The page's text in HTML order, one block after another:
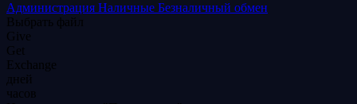
Администрация Наличные Безналичный обмен
Выбрать файл
Give
Get
Exchange
дней
часов